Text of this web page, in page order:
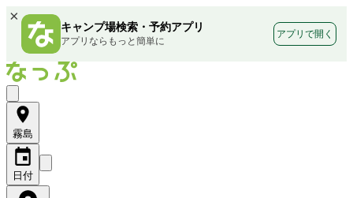
×
キャンプ場検索・予約アプリ
アプリならもっと簡単に
アプリで開く
霧島
日付